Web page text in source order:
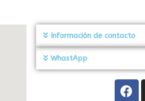
Información de contacto
WhastApp